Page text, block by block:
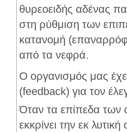
θυρεοειδής αδένας
στη ρύθμιση των
κατανομή
από τα νεφρά.
Ο οργανισμός μας
(feedback) για τον
Όταν τα επίπεδα των
εκκρίνει την εκ